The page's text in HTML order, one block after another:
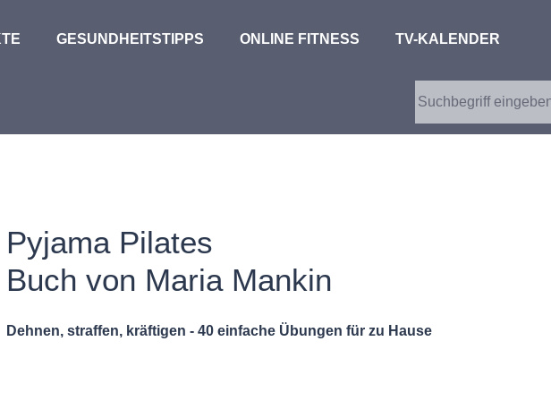
GESUNDHEITSTIPPS ONLINE FITNESS TV-KALENDER
Pyjama Pilates
Buch von Maria Mankin
Dehnen, straffen, kräftigen - 40 einfache Übungen für zu Hause